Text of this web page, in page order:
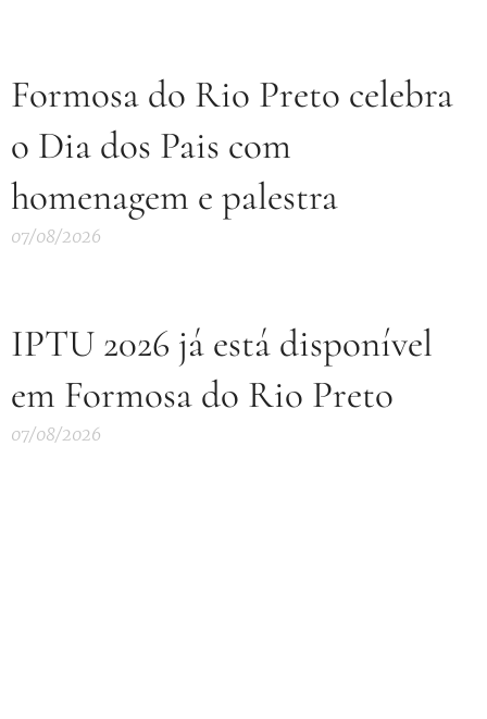
Formosa do Rio Preto celebra
o Dia dos Pais com
homenagem e palestra
07/08/2026
IPTU 2026 já está disponível
em Formosa do Rio Preto
07/08/2026